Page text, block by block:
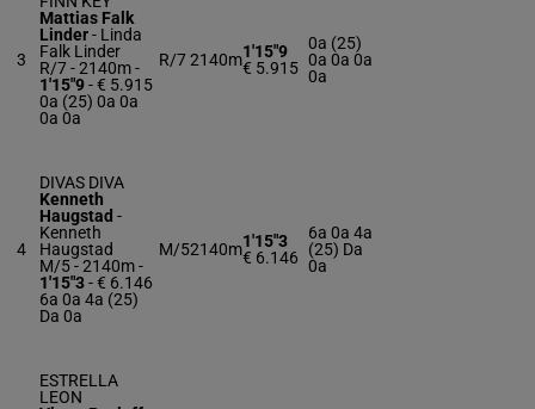
3
Mattias Falk
Linder- Linda
Falk Linder
R/7 - 2140m-
1'15"9- € 5.915
0a (25) 0a 0a
0a 0a
R/72140m1'15"9
€ 5.915
0a (25)
0a 0a 0a
0a
4
DIVAS DIVA
Kenneth
Haugstad -
Kenneth
Haugstad
M/5 - 2140m-
1'15"3- € 6.146
6a 0a 4a (25)
Da 0a
M/52140m1'15"3
€ 6.146
6a 0a 4a
(25) Da
0a
ESTRELLA
LEON